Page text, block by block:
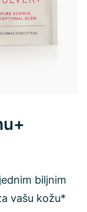
biljnim
vašu kožu*